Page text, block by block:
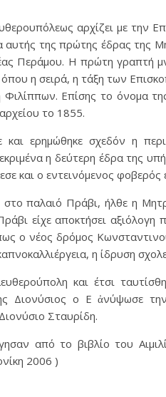
αρχίζει με την
αυτής της πρώτης έδρας της
Περάμου. Η πρώτη γραπτή
η σειρά, η τάξη των
Επίσης το όνομα
το 1855.
ερημώθηκε σχεδόν η
η δεύτερη έδρα της
και ο εντεινόμενος
στο παλαιό Πράβι, ήλθε η
είχε αποκτήσει αξιόλογη
ο νέος δρόμος
η ίδρυση
και έτσι
Διονύσιος ο Ε ἀνύψωσε
Σταυρίδη.
από το βιβλίο του
2006 )